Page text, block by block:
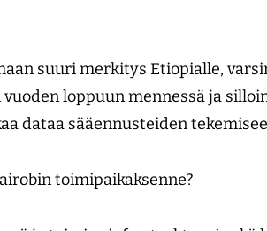
suuri merkitys Etiopialle,
loppuun mennessä ja
dataa sääennusteiden
toimipaikaksenne?